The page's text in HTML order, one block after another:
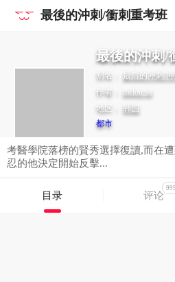
最後的沖刺/衝刺重考班
最後的沖刺/
别名： 最后的冲刺/
作者： melon so
地区： 韩国
都市
考醫學院落榜的賢秀選擇復讀,而在
忍的他決定開始反擊...
目录 评论